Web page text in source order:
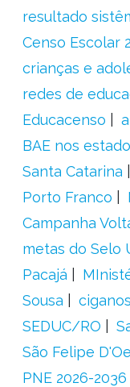
resultado
Censo Escolar
crianças e
redes de
Educacenso
BAE nos
Santa Catarina
Porto Franco
Campanha
metas do Selo
Pacajá
Sousa
ciganos
SEDUC/RO
São Felipe
PNE 2026-2036